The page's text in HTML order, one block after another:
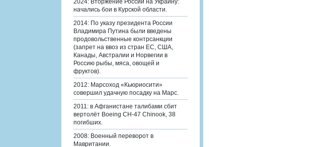
начались бои в Курской области.
2014: По указу президента России
Владимира Путина были введены
продовольственные контрсанкции
(запрет на ввоз из стран ЕС, США,
Канады, Австралии и Норвегии в
Россию рыбы, мяса, овощей и
фруктов).
2012: Марсоход «Кьюриосити»
совершил удачную посадку на Марс.
2011: в Афганистане талибами сбит
вертолёт Boeing CH-47 Chinook, 38
погибших.
2008: Военный переворот в
Мавритании.